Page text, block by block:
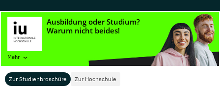
Zur Studienbroschüre Zur Hochschule
Mehr
© Copyright 2026, TarGroup Media GmbH
Nutzungsbedingungen